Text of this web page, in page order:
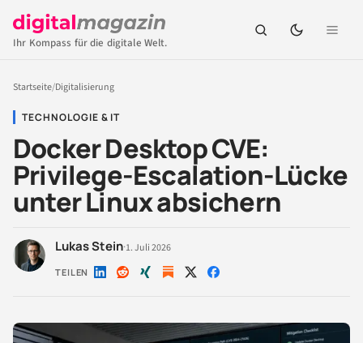
Ihr Kompass für die digitale Welt.
Startseite/Digitalisierung
TECHNOLOGIE & IT
Docker Desktop CVE:
Privilege-Escalation-Lücke
unter Linux absichern
Lukas Stein·1. Juli 2026
TEILEN Auf Auf Auf Auf Auf